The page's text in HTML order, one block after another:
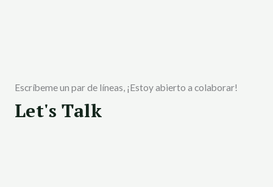
Escríbeme un par de líneas, ¡Estoy abierto a colaborar!
Let's Talk